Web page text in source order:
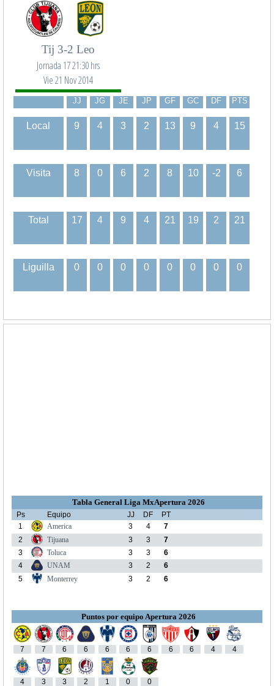
Tij 3-2 Leo
Jornada 17 21:30 hrs
Vie 21 Nov 2014
JJ JG JE JP GF GC DF PTS
Local 9 4 3 2 13 9 4 15
Visita 8 0 6 2 8 10 -2 6
Total 17 4 9 4 21 19 2 21
Liguilla 0 0 0 0 0 0 0 0
Tabla General Liga MxApertura 2026
Ps Equipo JJ DF
PT
1
America 3 4
7
2
Tijuana 3 3
7
3
Toluca 3 3
6
4
UNAM 3 2
6
5
Monterrey 3 2 6
Puntos por equipo Apertura 2026
7 7 6 6 6 6 6 6 6 4 4
4 3 3 2 1 0 0